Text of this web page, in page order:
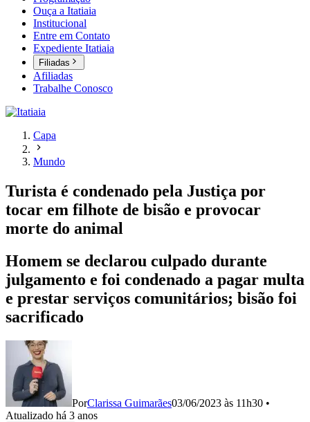
Ouça a Itatiaia
Institucional
Entre em Contato
Expediente Itatiaia
Filiadas
Afiliadas
Trabalhe Conosco
Capa
Mundo
Turista é condenado pela Justiça por
tocar em filhote de bisão e provocar
morte do animal
Homem se declarou culpado durante
julgamento e foi condenado a pagar multa
e prestar serviços comunitários; bisão foi
sacrificado
PorClarissa Guimarães03/06/2023 às 11h30 •
Atualizado há 3 anos